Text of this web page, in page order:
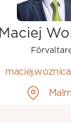
Maciej